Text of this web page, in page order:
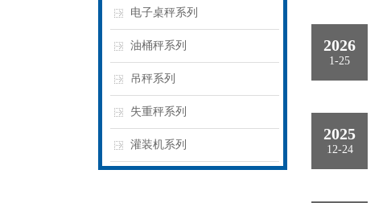
电子桌秤系列
油桶秤系列
吊秤系列
失重秤系列
灌装机系列
2026
1-25
2025
12-24